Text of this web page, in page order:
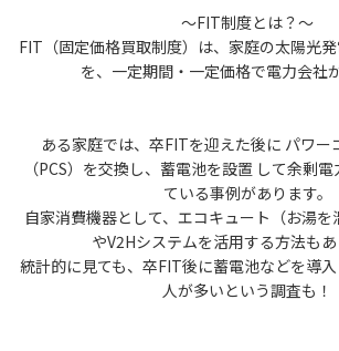
〜FIT制度とは？〜
FIT（固定価格買取制度）は、家庭の太陽光
を、一定期間・一定価格で電力会社
ある家庭では、卒FITを迎えた後に パワー
（PCS）を交換し、蓄電池を設置 して余剰
ている事例があります。
自家消費機器として、エコキュート（お湯を
やV2Hシステムを活用する方法もあ
統計的に見ても、卒FIT後に蓄電池などを導
人が多いという調査も！